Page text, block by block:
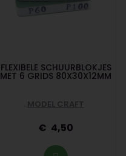
FLEXIBELE SCHUURBLOKJES
MET 6 GRIDS 80X30X12MM
MODEL CRAFT
4,50